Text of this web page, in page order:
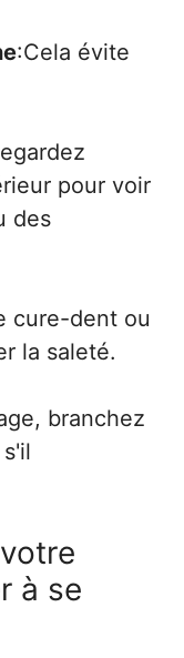
:Cela évite
pour voir
des
cure-dent ou
la saleté.
branchez
à se